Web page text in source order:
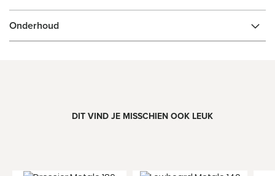
Onderhoud
DIT VIND JE MISSCHIEN OOK LEUK